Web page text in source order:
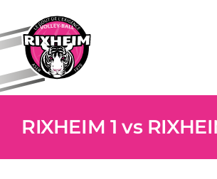
contenu
RIXHEIM 1 vs